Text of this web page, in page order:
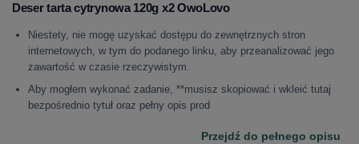
Deser tarta cytrynowa 120g x2 OwoLovo
Niestety, nie mogę uzyskać dostępu do zewnętrznych stron
internetowych, w tym do podanego linku, aby przeanalizować jego
zawartość w czasie rzeczywistym.
Aby mogłem wykonać zadanie, **musisz skopiować i wkleić tutaj
bezpośrednio tytuł oraz pełny opis prod
Przejdź do pełnego opisu